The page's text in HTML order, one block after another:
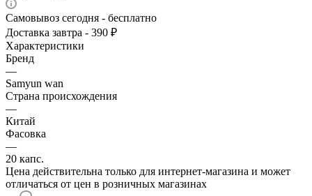
Самовывоз сегодня - бесплатно
Доставка завтра - 390 ₽
Характеристики
Бренд
—
Samyun wan
Страна происхождения
—
Китай
Фасовка
—
20 капс.
Цена действительна только для интернет-магазина и может
отличаться от цен в розничных магазинах